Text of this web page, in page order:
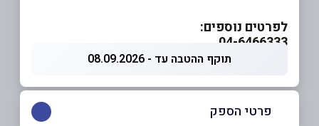
לפרטים נוספים:
04-6466333
תוקף ההטבה עד - 08.09.2026
פרטי הספק